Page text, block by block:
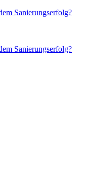
Sanierungserfolg?
Sanierungserfolg?